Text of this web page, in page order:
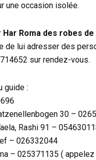
une occasion isolée.
Har Roma des robes
de lui adresser des
sur rendez-vous.
guide :
30 –
Rashi 91 –
– 026332044
– 025371135 (